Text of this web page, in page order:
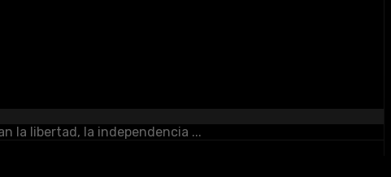
la libertad, la independencia ...